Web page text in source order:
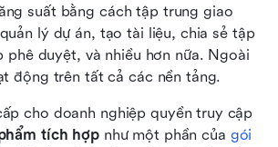
suất bằng cách tập trung giao
lý dự án, tạo tài liệu, chia sẻ tập
phê duyệt, và nhiều hơn nữa. Ngoài
động trên tất cả các nền tảng.
cho doanh nghiệp quyền truy cập
tích hợp như một phần của gói